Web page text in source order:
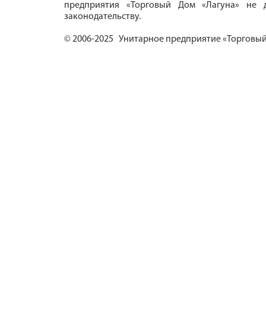
предприятия «Торговый Дом «Лагуна» не
законодательству.
© 2006-2025 Унитарное предприятие